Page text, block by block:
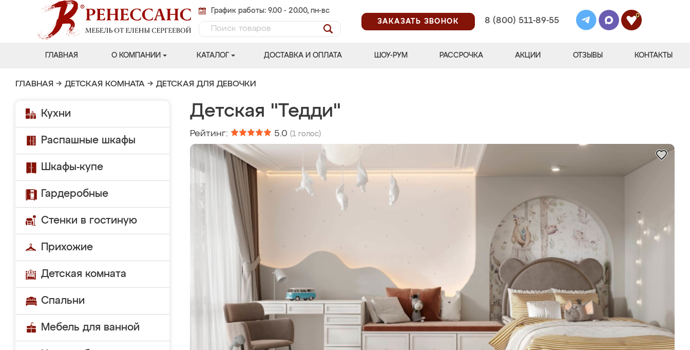
График работы: 9.00 - 20.00, пн-вс
ЗАКАЗАТЬ ЗВОНОК
8 (800) 511-89-55
0
ГЛАВНАЯ О КОМПАНИИ КАТАЛОГ ДОСТАВКА И ОПЛАТА ШОУ-РУМ РАССРОЧКА АКЦИИ ОТЗЫВЫ КОНТАКТЫ
ГЛАВНАЯ → ДЕТСКАЯ КОМНАТА → ДЕТСКАЯ ДЛЯ ДЕВОЧКИ
Кухни
Распашные шкафы
Шкафы-купе
Гардеробные
Стенки в гостиную
Прихожие
Детская комната
Спальни
Мебель для ванной
Детская "Тедди"
Рейтинг: 5.0 (1 голос)